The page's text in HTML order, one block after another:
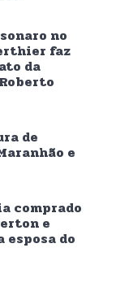
no
faz
da
de
e
comprado
e
do